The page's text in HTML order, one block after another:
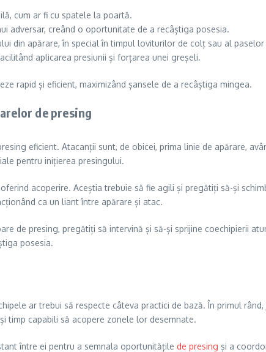
cum ar fi cu spatele la poartă.
adversar, creând o oportunitate de a recâștiga posesia.
din apărare, în special în timpul loviturilor de colț sau al paselor
aplicarea presiunii și forțarea unei greșeli.
rapid și eficient, maximizând șansele de a recâștiga mingea.
de presing
eficient. Atacanții sunt, de obicei, prima linie de apărare,
pentru inițierea presingului.
acoperire. Aceștia trebuie să fie agili și pregătiți să-și
ca un liant între apărare și atac.
de presing, pregătiți să intervină și să-și sprijine coechipierii
posesia.
ar trebui să respecte câteva practici de bază. În primul
timp capabili să acopere zonele lor desemnate.
între ei pentru a semnala oportunitățile de presing și a